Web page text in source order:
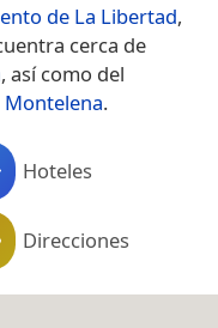
de La Libertad,
cerca de
, así como del
.
Hoteles
Direcciones